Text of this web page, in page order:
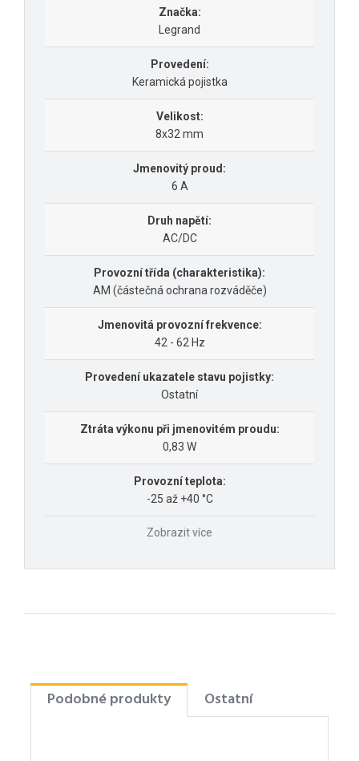
Značka:
Legrand
Provedení:
Keramická pojistka
Velikost:
8x32 mm
Jmenovitý proud:
6 A
Druh napětí:
AC/DC
Provozní třída (charakteristika):
AM (částečná ochrana rozváděče)
Jmenovitá provozní frekvence:
42 - 62 Hz
Provedení ukazatele stavu pojistky:
Ostatní
Ztráta výkonu při jmenovitém proudu:
0,83 W
Provozní teplota:
-25 až +40 °C
Zobrazit více
Podobné produkty Ostatní